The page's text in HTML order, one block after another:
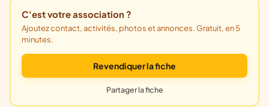
C'est votre association ?
Ajoutez contact, activités, photos et annonces. Gratuit, en 5
minutes.
Revendiquer la fiche
Partager la fiche